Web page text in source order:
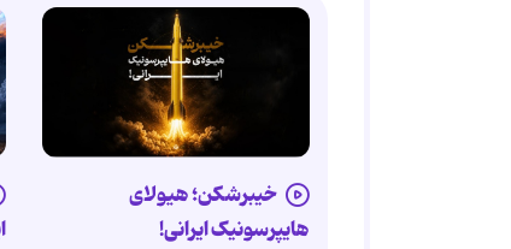
خیبرشکن؛ هیولای
هایپرسونیک ایرانی!